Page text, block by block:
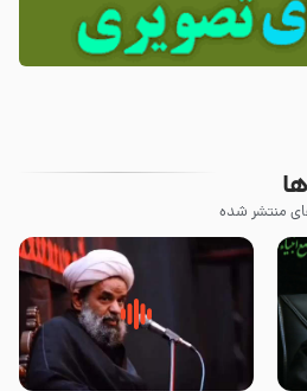
منتشر شده
روضه جانسوز پاره های جگر امام
حسن مجتبی علیه السلام-حجت